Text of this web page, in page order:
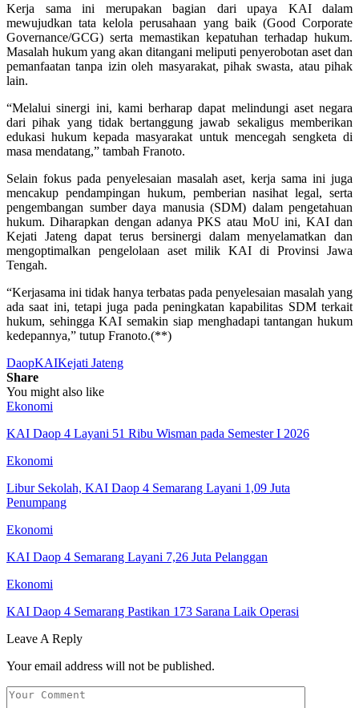
Kerja sama ini merupakan bagian dari upaya KAI dalam
mewujudkan tata kelola perusahaan yang baik (Good Corporate
Governance/GCG) serta memastikan kepatuhan terhadap hukum.
Masalah hukum yang akan ditangani meliputi penyerobotan aset dan
pemanfaatan tanpa izin oleh masyarakat, pihak swasta, atau pihak
lain.
“Melalui sinergi ini, kami berharap dapat melindungi aset negara
dari pihak yang tidak bertanggung jawab sekaligus memberikan
edukasi hukum kepada masyarakat untuk mencegah sengketa di
masa mendatang,” tambah Franoto.
Selain fokus pada penyelesaian masalah aset, kerja sama ini juga
mencakup pendampingan hukum, pemberian nasihat legal, serta
pengembangan sumber daya manusia (SDM) dalam pengetahuan
hukum. Diharapkan dengan adanya PKS atau MoU ini, KAI dan
Kejati Jateng dapat terus bersinergi dalam menyelamatkan dan
mengoptimalkan pengelolaan aset milik KAI di Provinsi Jawa
Tengah.
“Kerjasama ini tidak hanya terbatas pada penyelesaian masalah yang
ada saat ini, tetapi juga pada peningkatan kapabilitas SDM terkait
hukum, sehingga KAI semakin siap menghadapi tantangan hukum
kedepannya,” tutup Franoto.(**)
DaopKAIKejati Jateng
Share
You might also like
Ekonomi
KAI Daop 4 Layani 51 Ribu Wisman pada Semester I 2026
Ekonomi
Libur Sekolah, KAI Daop 4 Semarang Layani 1,09 Juta
Penumpang
Ekonomi
KAI Daop 4 Semarang Layani 7,26 Juta Pelanggan
Ekonomi
KAI Daop 4 Semarang Pastikan 173 Sarana Laik Operasi
Leave A Reply
Your email address will not be published.